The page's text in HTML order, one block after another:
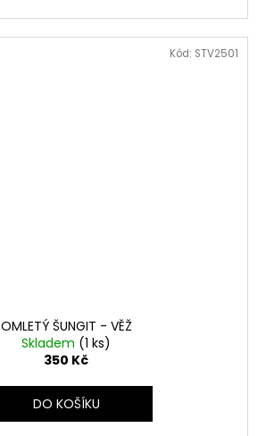
OMLETÝ ŠUNGIT - VĚŽ
Skladem (1 ks)
350 Kč
DO KOŠÍKU
Kód: STV2501